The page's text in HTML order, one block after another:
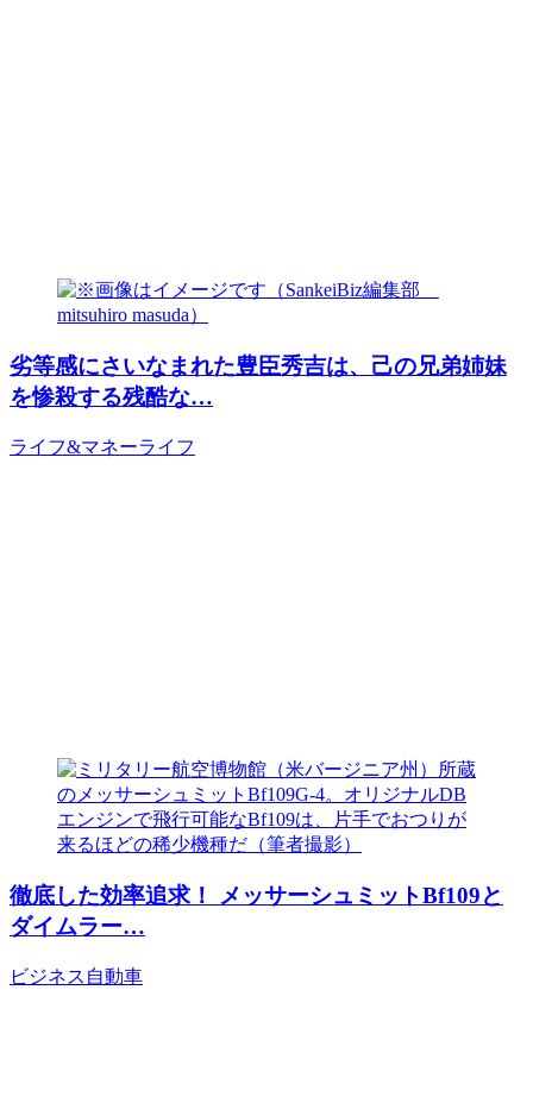
劣等感にさいなまれた豊臣秀吉は、己の兄弟姉妹
を惨殺する残酷な…
ライフ&マネーライフ
徹底した効率追求！ メッサーシュミットBf109と
ダイムラー…
ビジネス 自動車